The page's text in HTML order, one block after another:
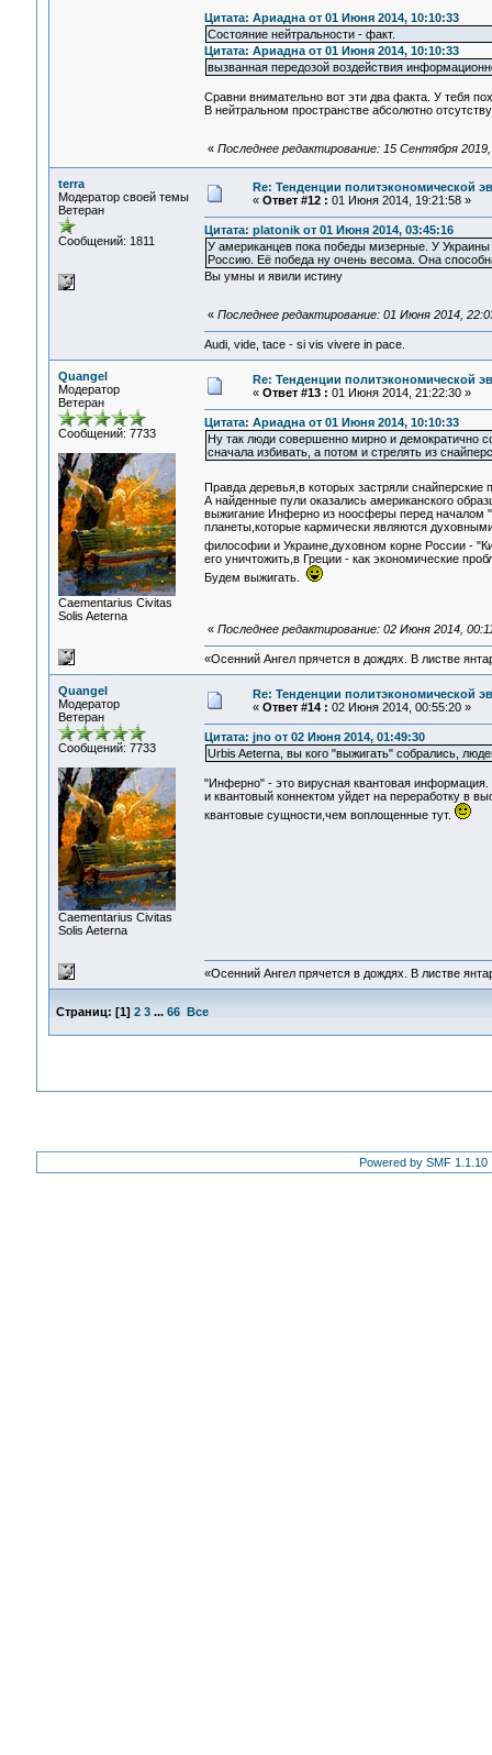
Цитата: Ариадна от 01 Июня 2014, 10:10:33
Состояние нейтральности - факт.
Цитата: Ариадна от 01 Июня 2014, 10:10:33
вызванная передозой воздействия
Сравни внимательно вот эти два факта. У тебя
В нейтральном пространстве абсолютно
« Последнее редактирование: 15 Сентября
terra
Модератор своей темы
Ветеран
Сообщений: 1811
Re: Тенденции политэкономической
« Ответ #12 : 01 Июня 2014, 19:21:58 »
Цитата: platonik от 01 Июня 2014, 03:45:16
У американцев пока победы мизерные. У Украины
Россию. Её победа ну очень весома. Она
Вы умны и явили истину
« Последнее редактирование: 01 Июня 2014,
Audi, vide, tace - si vis vivere in pace.
Quangel
Модератор
Ветеран
Сообщений: 7733
Сaementarius Civitas
Solis Aeterna
Re: Тенденции политэкономической
« Ответ #13 : 01 Июня 2014, 21:22:30 »
Цитата: Ариадна от 01 Июня 2014, 10:10:33
Ну так люди совершенно мирно и демократично
сначала избивать, а потом и стрелять из
Правда деревья,в которых застряли
А найденные пули оказались американского
выжигание Инферно из ноосферы перед началом
планеты,которые кармически являются
философии и Украине,духовном корне России -
его уничтожить,в Греции - как экономические
Будем выжигать.
« Последнее редактирование: 02 Июня 2014,
«Осенний Ангел прячется в дождях. В листве
Quangel
Модератор
Ветеран
Сообщений: 7733
Сaementarius Civitas
Solis Aeterna
Re: Тенденции политэкономической
« Ответ #14 : 02 Июня 2014, 00:55:20 »
Цитата: jno от 02 Июня 2014, 01:49:30
Urbis Aeterna, вы кого "выжигать" собрались,
"Инферно" - это вирусная квантовая информация.
и квантовый коннектом уйдет на переработку в
квантовые сущности,чем воплощенные тут.
«Осенний Ангел прячется в дождях. В листве
Страниц: [1] 2 3 ... 66 Все
Powered by SMF 1.1.10